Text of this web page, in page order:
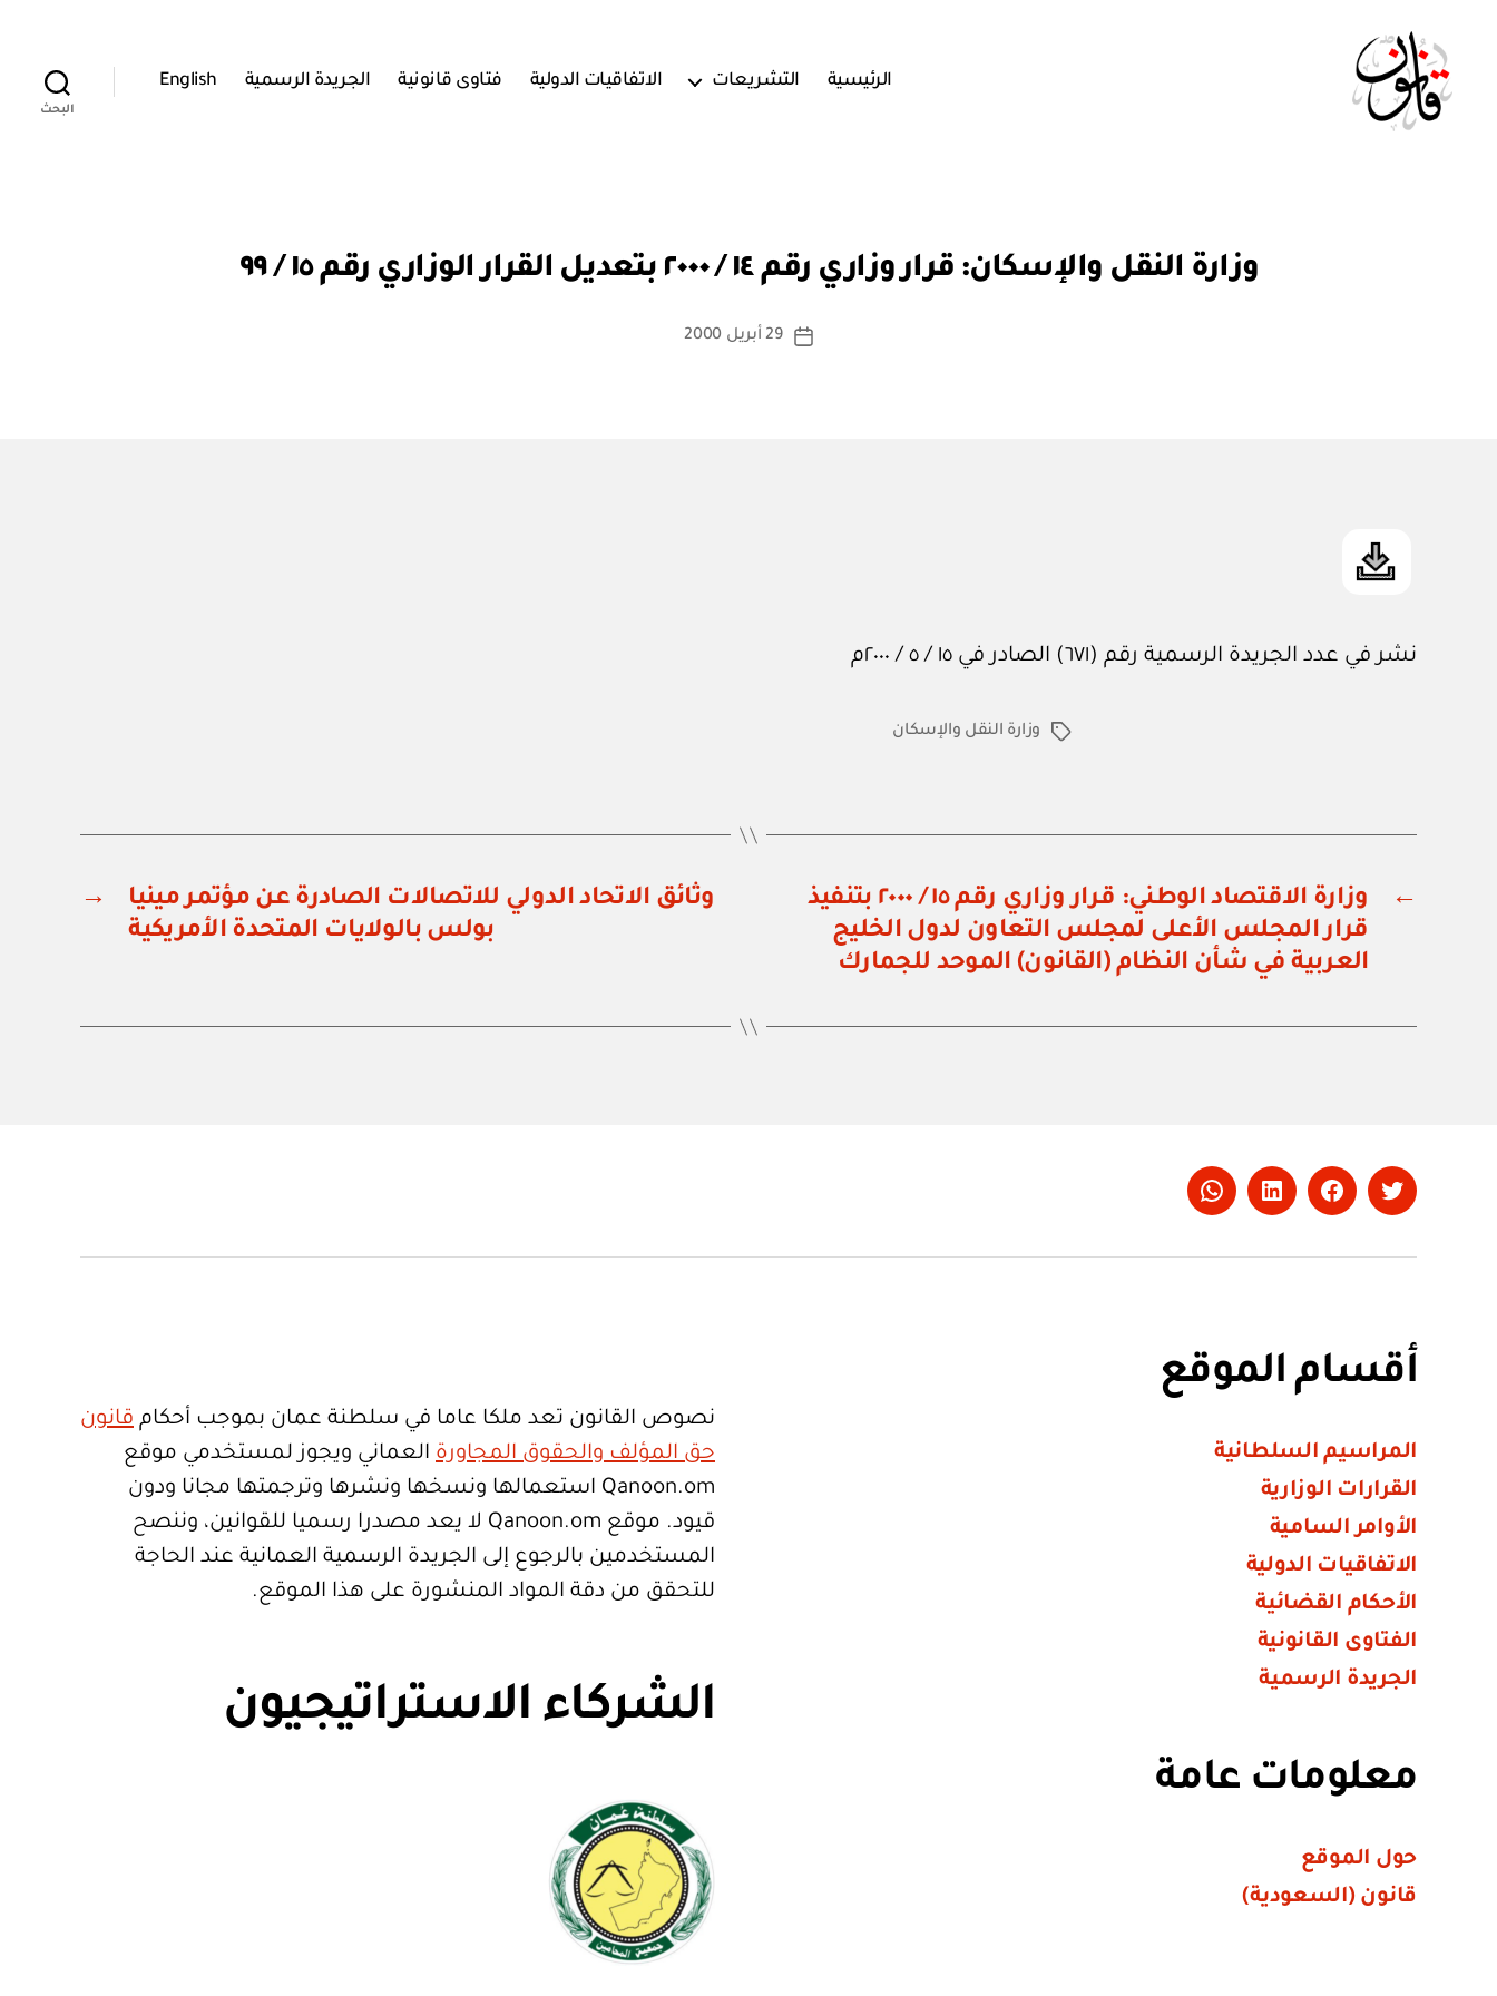
الرئيسية التشريعات الاتفاقيات الدولية فتاوى قانونية الجريدة الرسمية English
البحث
التصنيفاتوزارة النقل والإسكان: قرار وزاري رقم ١٤ / ٢٠٠٠ بتعديل القرار الوزاري رقم ١٥ / ٩٩
كاتب
س
ة
تاريخ
29 أبريل 2000
نشر في عدد الجريدة الرسمية رقم (٦٧١) الصادر في ١٥ / ٥ / ٢٠٠٠م
الوسوموزارة النقل والإسكان
←
وزارة الاقتصاد الوطني: قرار وزاري رقم ١٥ / ٢٠٠٠ بتنفيذ
قرار المجلس الأعلى لمجلس التعاون لدول الخليج
العربية في شأن النظام (القانون) الموحد للجمارك
→
وثائق الاتحاد الدولي للاتصالات الصادرة عن مؤتمر مينيا
بولس بالولايات المتحدة الأمريكية
Twitter
Facebook
LinkedIn
Whatsapp
أقسام الموقع
المراسيم السلطانية
القرارات الوزارية
الأوامر السامية
الاتفاقيات الدولية
الأحكام القضائية
الفتاوى القانونية
الجريدة الرسمية
معلومات عامة
حول الموقع
قانون (السعودية)
نصوص القانون تعد ملكا عاما في سلطنة عمان بموجب أحكام قانون
حق المؤلف والحقوق المجاورة العماني ويجوز لمستخدمي موقع
Qanoon.om استعمالها ونسخها ونشرها وترجمتها مجانا ودون
قيود. موقع Qanoon.om لا يعد مصدرا رسميا للقوانين، وننصح
المستخدمين بالرجوع إلى الجريدة الرسمية العمانية عند الحاجة
للتحقق من دقة المواد المنشورة على هذا الموقع.
الشركاء الاستراتيجيون